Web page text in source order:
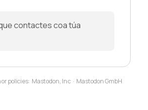
contactes coa túa
policies: Mastodon, Inc · Mastodon GmbH